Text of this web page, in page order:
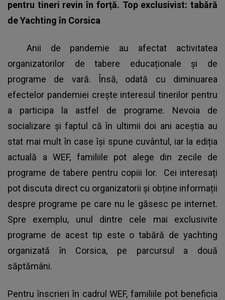
pentru tineri revin în forță. Top exclusivist: tabără
de Yachting în Corsica
Anii de pandemie au afectat activitatea
organizatorilor de tabere educaționale și de
programe de vară. Însă, odată cu diminuarea
efectelor pandemiei crește interesul tinerilor pentru
a participa la astfel de programe. Nevoia de
socializare și faptul că în ultimii doi ani aceștia au
stat mai mult în case își spune cuvântul, iar la ediția
actuală a WEF, familiile pot alege din zecile de
programe de tabere pentru copiii lor. Cei interesați
pot discuta direct cu organizatorii și obține informații
despre programe pe care nu le găsesc pe internet.
Spre exemplu, unul dintre cele mai exclusivite
programe de acest tip este o tabără de yachting
organizată în Corsica, pe parcursul a două
săptămâni.
Pentru înscrieri în cadrul WEF, familiile pot beneficia